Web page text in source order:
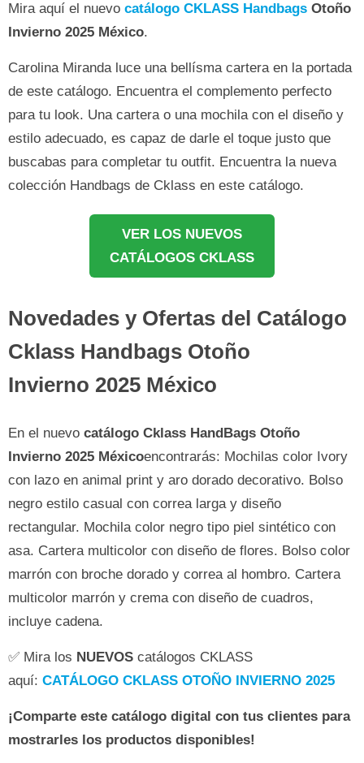
Mira aquí el nuevo catálogo CKLASS Handbags Otoño
Invierno 2025 México.
Carolina Miranda luce una bellísma cartera en la portada
de este catálogo. Encuentra el complemento perfecto
para tu look. Una cartera o una mochila con el diseño y
estilo adecuado, es capaz de darle el toque justo que
buscabas para completar tu outfit. Encuentra la nueva
colección Handbags de Cklass en este catálogo.
VER LOS NUEVOS
CATÁLOGOS CKLASS
Novedades y Ofertas del Catálogo
Cklass Handbags Otoño
Invierno 2025 México
En el nuevo catálogo Cklass HandBags Otoño
Invierno 2025 Méxicoencontrarás: Mochilas color Ivory
con lazo en animal print y aro dorado decorativo. Bolso
negro estilo casual con correa larga y diseño
rectangular. Mochila color negro tipo piel sintético con
asa. Cartera multicolor con diseño de flores. Bolso color
marrón con broche dorado y correa al hombro. Cartera
multicolor marrón y crema con diseño de cuadros,
incluye cadena.
✅ Mira los NUEVOS catálogos CKLASS
aquí: CATÁLOGO CKLASS OTOÑO INVIERNO 2025
¡Comparte este catálogo digital con tus clientes para
mostrarles los productos disponibles!